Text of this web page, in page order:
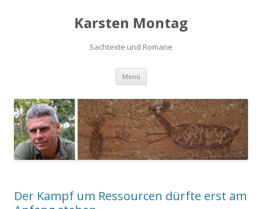
Karsten Montag
Sachtexte und Romane
Menü Zum
springen
Der Kampf um Ressourcen dürfte erst am